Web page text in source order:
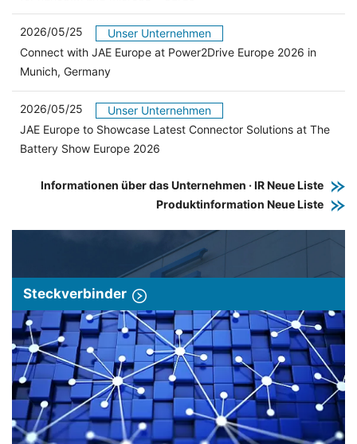
2026/05/25
Unser Unternehmen
Connect with JAE Europe at Power2Drive Europe 2026 in
Munich, Germany
2026/05/25
Unser Unternehmen
JAE Europe to Showcase Latest Connector Solutions at The
Battery Show Europe 2026
Informationen über das Unternehmen · IR Neue Liste
Produktinformation Neue Liste
Steckverbinder